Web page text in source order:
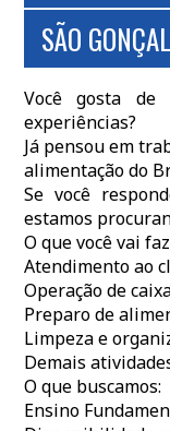
SÃO
Você gosta
experiências?
Já pensou em
alimentação do
Se você
estamos
O que você vai
Atendimento ao
Operação de
Preparo de
Limpeza e
Demais
O que buscamos:
Ensino